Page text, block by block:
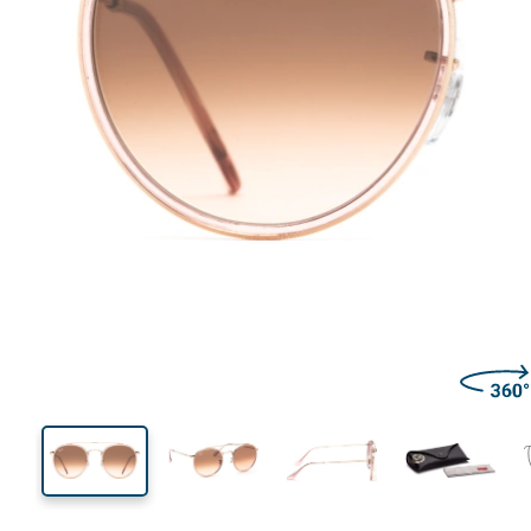
52 mm
Visina leće Širina leće